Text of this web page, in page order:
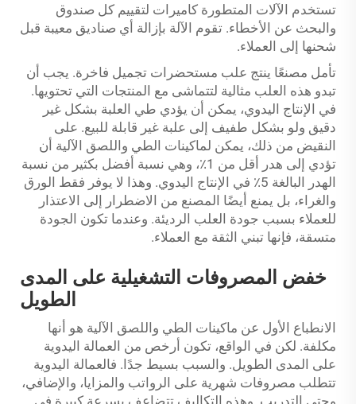
تستخدم الآلات المتطورة كاميرات لتقييم كل صندوق
والبحث عن الأخطاء. تقوم الآلة بإزالة أي صناديق معيبة قبل
شحنها إلى العملاء.
تأمل مصنعًا ينتج علب مستحضرات تجميل فاخرة. يجب أن
تبدو هذه العلب مثالية لتتماشى مع المنتجات التي تحتويها.
في الإنتاج اليدوي، يمكن أن يؤدي طي العلبة بشكل غير
دقيق ولو بشكل طفيف إلى علبة غير قابلة للبيع. على
النقيض من ذلك، يمكن لماكينات الطي واللصق الآلية أن
تؤدي إلى هدر أقل من 1٪، وهي نسبة أفضل بكثير من نسبة
الهدر البالغة 5٪ في الإنتاج اليدوي. وهذا لا يوفر فقط الورق
والغراء، بل يمنع أيضًا المصنع من الاضطرار إلى الاعتذار
للعملاء بسبب جودة العلب الرديئة. وعندما تكون الجودة
متسقة، فإنها تبني الثقة مع العملاء.
خفض المصروفات التشغيلية على المدى
الطويل
الانطباع الأول عن ماكينات الطي واللصق الآلية هو أنها
مكلفة. لكن في الواقع، تكون أرخص من العمالة اليدوية
على المدى الطويل. والسبب بسيط جدًا. فالعمالة اليدوية
تتطلب مصروفات شهرية على الرواتب والمزايا، والإضافي،
وحتى التدريب. وهذه التكاليف تتضاعف بسرعة كبيرة في